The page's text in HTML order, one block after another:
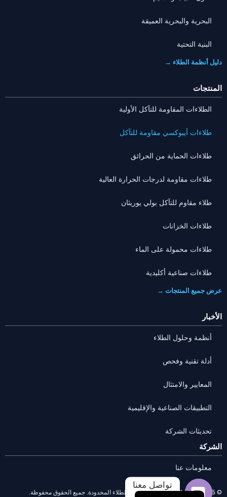
البحرية والبحرية العميقة
البنية التحتية
دليل أنظمة الطلاء →
المنتجات
الطلاءات المقاومة للتآكل الأولية
طلاءات أيبوكسي مقاومة للتآكل
طلاءات الحماية من الحرائق
طلاءات مقاومة لدرجات الحرارة العالية
طلاء مقاوم للتآكل بولي يوريثان
طلاءات الخزانات
طلاءات محمولة على الماء
طلاءات صناعية أكليدية
عرض جميع المنتجات →
الأخبار
أنظمة وحلول الطلاء
أدلة تقنية وفحص
المعايير والامتثال
التطبيقات الصناعية والإقليمية
تحديثات الشركة
الشركة
معلومات عنا
© 2025 شركة Anhui HUILI لتقنيات الطلاء المحدودة. جميع الحقوق محفوظة. English
French
Russian
Portuguese
تواصل معنا